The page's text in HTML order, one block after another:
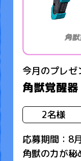
今月のプレゼ
角獣覚醒
2名様
応募期間：8
角獣の力が